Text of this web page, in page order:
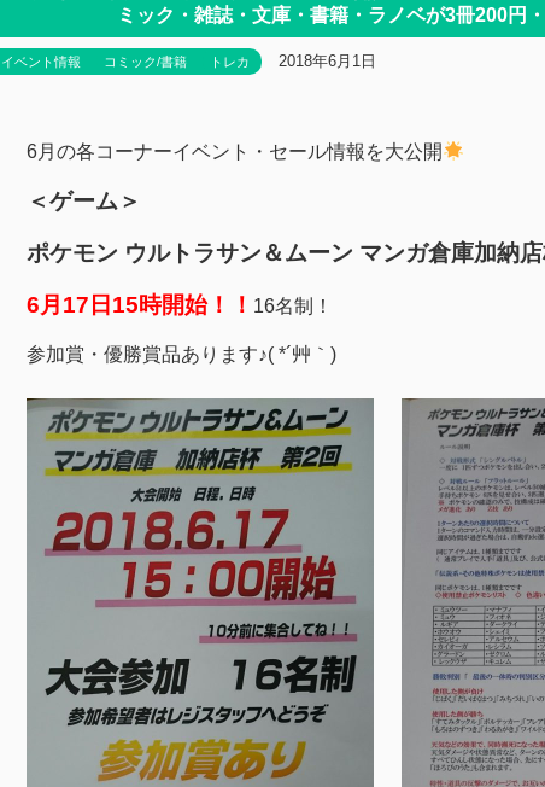
ミック・雑誌・文庫・書籍・ラノベが3冊200円
イベント情報 コミック/書籍 トレカ 2018年6月1日
6月の各コーナーイベント・セール情報を大公開
＜ゲーム＞
ポケモン ウルトラサン＆ムーン マンガ倉庫加納
6月17日15時開始！！ 16名制！
参加賞・優勝賞品あります♪( *´艸｀)